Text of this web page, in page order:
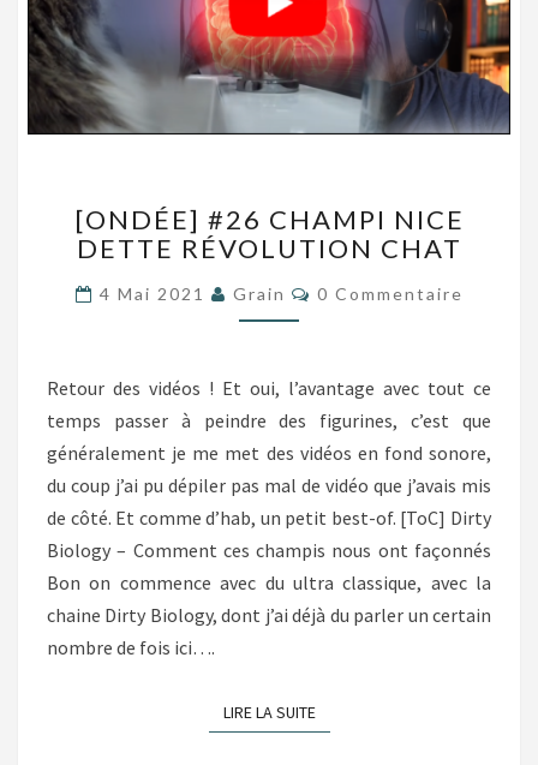
#26
CHAMPI
DETTE
RÉVOLUTION
[ONDÉE] #26 CHAMPI NICE
DETTE RÉVOLUTION CHAT
4 Mai 2021 Grain Commentaires
0 Commentaire
Retour des vidéos ! Et oui, l’avantage avec tout ce
temps passer à peindre des figurines, c’est que
généralement je me met des vidéos en fond sonore,
du coup j’ai pu dépiler pas mal de vidéo que j’avais mis
de côté. Et comme d’hab, un petit best-of. [ToC] Dirty
Biology – Comment ces champis nous ont façonnés
Bon on commence avec du ultra classique, avec la
chaine Dirty Biology, dont j’ai déjà du parler un certain
nombre de fois ici….
LIRE LA SUITELIRE LA SUITE